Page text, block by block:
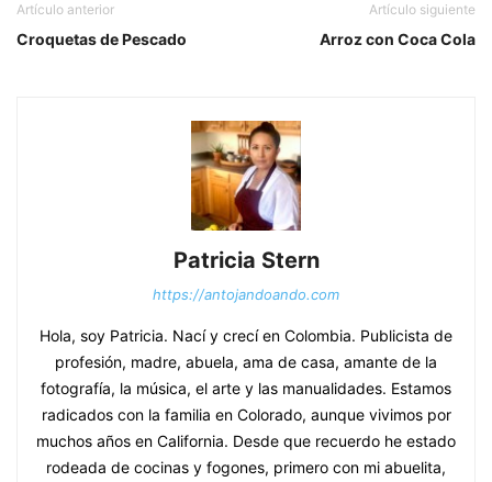
Artículo anterior
Croquetas de Pescado
Artículo siguiente
Arroz con Coca Cola
Patricia Stern
https://antojandoando.com
Hola, soy Patricia. Nací y crecí en Colombia. Publicista de
profesión, madre, abuela, ama de casa, amante de la
fotografía, la música, el arte y las manualidades. Estamos
radicados con la familia en Colorado, aunque vivimos por
muchos años en California. Desde que recuerdo he estado
rodeada de cocinas y fogones, primero con mi abuelita,